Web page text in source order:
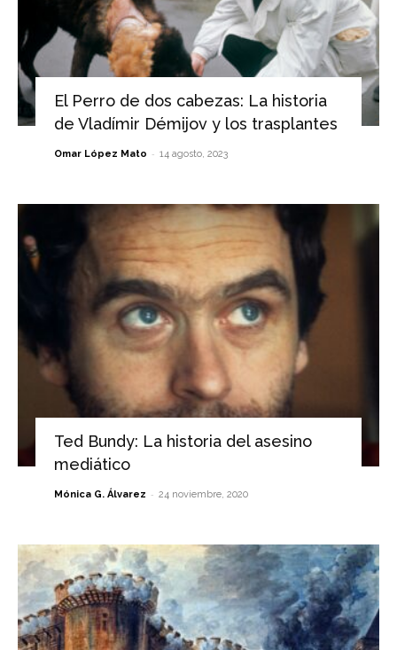
El Perro de dos cabezas: La historia
de Vladímir Démijov y los trasplantes
Omar López Mato - 14 agosto, 2023
Ted Bundy: La historia del asesino
mediático
Mónica G. Álvarez - 24 noviembre, 2020